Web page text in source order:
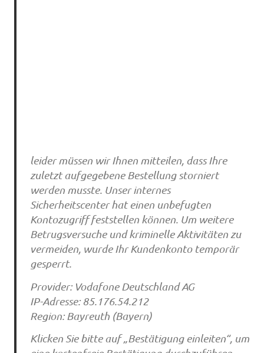
leider müssen wir Ihnen mitteilen, dass Ihre
zuletzt aufgegebene Bestellung storniert
werden musste. Unser internes
Sicherheitscenter hat einen unbefugten
Kontozugriff feststellen können. Um weitere
Betrugsversuche und kriminelle Aktivitäten zu
vermeiden, wurde Ihr Kundenkonto temporär
gesperrt.
Provider: Vodafone Deutschland AG
IP-Adresse: 85.176.54.212
Region: Bayreuth (Bayern)
Klicken Sie bitte auf „Bestätigung einleiten“, um